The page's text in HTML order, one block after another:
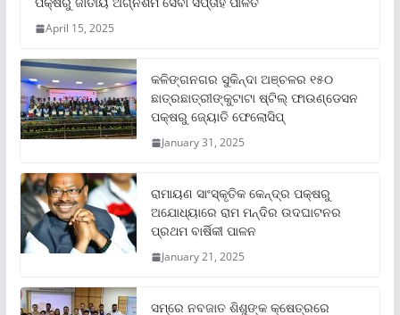
April 15, 2025
କଳିଙ୍ଗନଗର ସୁକିନ୍ଦା ଅଞ୍ଚଳର ୧୫୦
ଛାତ୍ରଛାତ୍ରୀଙ୍କୁଟାଟା ଷ୍ଟିଲ୍ ଫାଉଣ୍ଡେସନ
ପକ୍ଷରୁ ଜ୍ୟୋତି ଫେଲୋସିପ୍‌
January 31, 2025
ରାମାୟଣ ସାଂସ୍କୃତିକ କେନ୍ଦ୍ର ପକ୍ଷରୁ
ଅଯୋଧ୍ୟାରେ ରାମ ମନ୍ଦିର ଉଦଘାଟନର
ପ୍ରଥମ ବାର୍ଷିକୀ ପାଳନ
January 21, 2025
ସମ୍‌ରେ ନବଜାତ ଶିଶୁଙ୍କ କ୍ଷେତ୍ରରେ